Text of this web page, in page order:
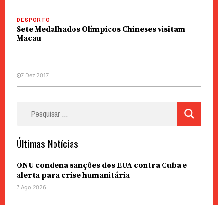
DESPORTO
Sete Medalhados Olímpicos Chineses visitam
Macau
7 Dez 2017
Últimas Notícias
ONU condena sanções dos EUA contra Cuba e
alerta para crise humanitária
7 Ago 2026